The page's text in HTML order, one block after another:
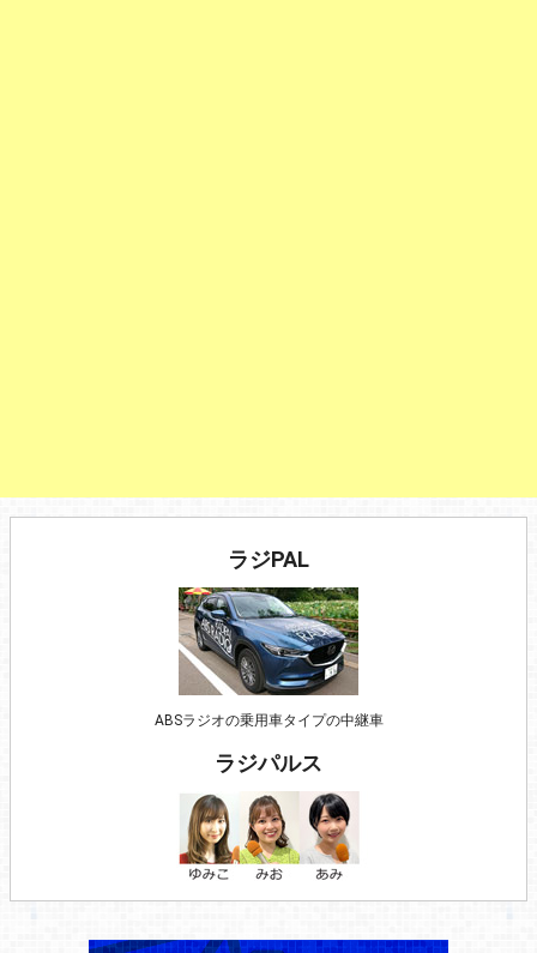
ラジPAL
ABSラジオの乗用車タイプの中継車
ラジパルス